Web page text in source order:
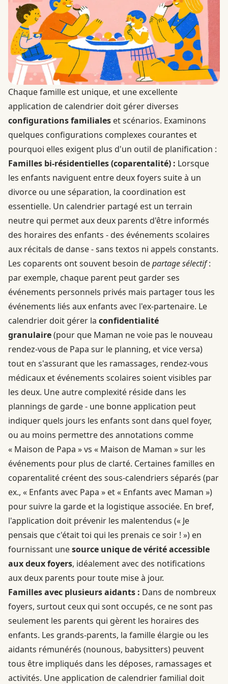
Chaque famille est unique, et une excellente
application de calendrier doit gérer diverses
configurations familiales et scénarios. Examinons
quelques configurations complexes courantes et
pourquoi elles exigent plus d'un outil de planification :
Familles bi-résidentielles (coparentalité) : Lorsque
les enfants naviguent entre deux foyers suite à un
divorce ou une séparation, la coordination est
essentielle. Un calendrier partagé est un terrain
neutre qui permet aux deux parents d'être informés
des horaires des enfants - des événements scolaires
aux récitals de danse - sans textos ni appels constants.
Les coparents ont souvent besoin departage sélectif:
par exemple, chaque parent peut garder ses
événements personnels privés mais partager tous les
événements liés aux enfants avec l'ex-partenaire. Le
calendrier doit gérer la confidentialité
granulaire(pour que Maman ne voie pas le nouveau
rendez-vous de Papa sur le planning, et vice versa)
tout en s'assurant que les ramassages, rendez-vous
médicaux et événements scolaires soient visibles par
les deux. Une autre complexité réside dans les
plannings de garde - une bonne application peut
indiquer quels jours les enfants sont dans quel foyer,
ou au moins permettre des annotations comme
« Maison de Papa » vs « Maison de Maman » sur les
événements pour plus de clarté. Certaines familles en
coparentalité créent des sous-calendriers séparés (par
ex., « Enfants avec Papa » et « Enfants avec Maman »)
pour suivre la garde et la logistique associée. En bref,
l'application doit prévenir les malentendus (« Je
pensais que c'était toi qui les prenais ce soir ! ») en
fournissant unesource unique de vérité accessible
aux deux foyers, idéalement avec des notifications
aux deux parents pour toute mise à jour.
Familles avec plusieurs aidants : Dans de nombreux
foyers, surtout ceux qui sont occupés, ce ne sont pas
seulement les parents qui gèrent les horaires des
enfants. Les grands-parents, la famille élargie ou les
aidants rémunérés (nounous, babysitters) peuvent
tous être impliqués dans les déposes, ramassages et
activités. Une application de calendrier familial doit